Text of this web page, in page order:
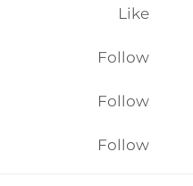
Like
Follow
Follow
Follow